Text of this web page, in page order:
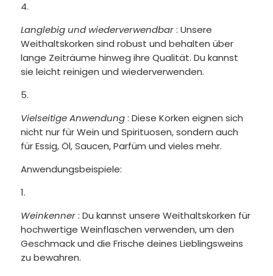
Langlebig und wiederverwendbar: Unsere
Weithaltskorken sind robust und behalten über
lange Zeiträume hinweg ihre Qualität. Du kannst
sie leicht reinigen und wiederverwenden.
Vielseitige Anwendung: Diese Korken eignen sich
nicht nur für Wein und Spirituosen, sondern auch
für Essig, Öl, Saucen, Parfüm und vieles mehr.
Anwendungsbeispiele:
Weinkenner: Du kannst unsere Weithaltskorken für
hochwertige Weinflaschen verwenden, um den
Geschmack und die Frische deines Lieblingsweins
zu bewahren.